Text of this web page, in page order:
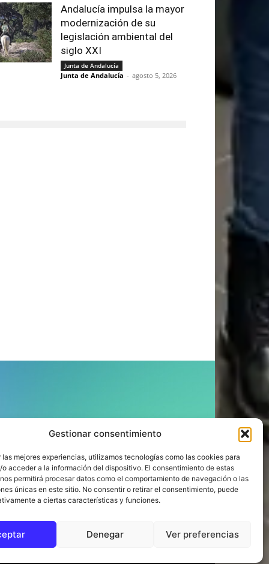
Gestionar consentimiento
las mejores experiencias, utilizamos tecnologías como las cookies para
o acceder a la información del dispositivo. El consentimiento de estas
permitirá procesar datos como el comportamiento de navegación o las
únicas en este sitio. No consentir o retirar el consentimiento, puede
a ciertas características y funciones.
Denegar Ver preferencias
Andalucía impulsa la mayor
modernización de su
legislación ambiental del
siglo XXI
Junta de Andalucía
Junta de Andalucía - agosto 5, 2026
Compromiso con la Provincia Política de cookies